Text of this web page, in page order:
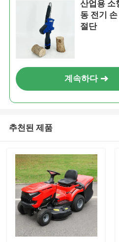
산업용 소
동 전기
절단
계속하다
추천된 제품